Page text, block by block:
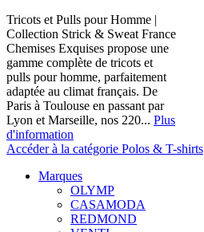
Tricots et Pulls pour Homme |
Collection Strick & Sweat France
Chemises Exquises propose une
gamme complète de tricots et
pulls pour homme, parfaitement
adaptée au climat français. De
Paris à Toulouse en passant par
Lyon et Marseille, nos 220... Plus
d'information
Accéder à la catégorie Polos & T-shirts
Marques
OLYMP
CASAMODA
REDMOND